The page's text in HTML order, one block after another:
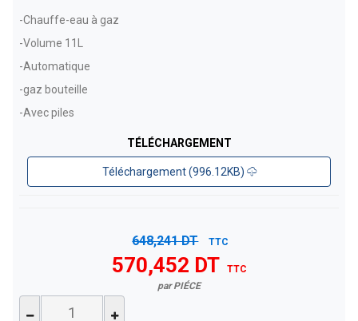
-Chauffe-eau à gaz
-Volume 11L
-Automatique
-gaz bouteille
-Avec piles
TÉLÉCHARGEMENT
Téléchargement (996.12KB)
648,241 DT TTC
570,452 DT
TTC
par PIÉCE